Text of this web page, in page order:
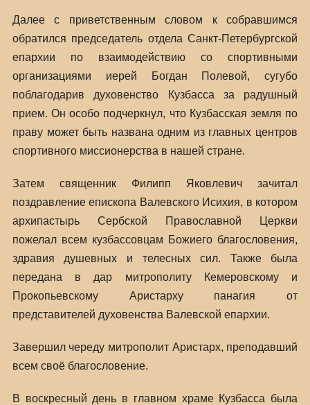
Далее с приветственным словом к собравшимся
обратился председатель отдела Санкт-Петербургской
епархии по взаимодействию со спортивными
организациями иерей Богдан Полевой, сугубо
поблагодарив духовенство Кузбасса за радушный
прием. Он особо подчеркнул, что Кузбасская земля по
праву может быть названа одним из главных центров
спортивного миссионерства в нашей стране.
Затем священник Филипп Яковлевич зачитал
поздравление епископа Валевского Исихия, в котором
архипастырь Сербской Православной Церкви
пожелал всем кузбассовцам Божиего благословения,
здравия душевных и телесных сил. Также была
передана в дар митрополиту Кемеровскому и
Прокопьевскому Аристарху панагия от
представителей духовенства Валевской епархии.
Завершил череду митрополит Аристарх, преподавший
всем своё благословение.
В воскресный день в главном храме Кузбасса была